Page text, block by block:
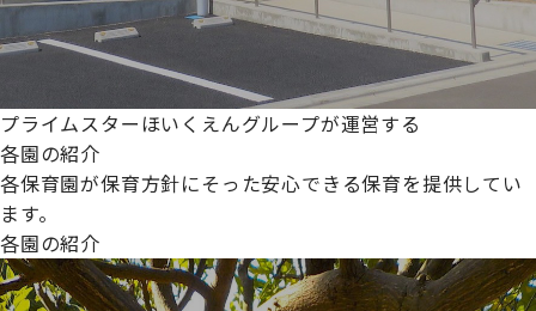
プライムスターほいくえんグループが運営する
各園の紹介
各保育園が保育方針にそった安心できる保育を提供してい
ます。
各園の紹介